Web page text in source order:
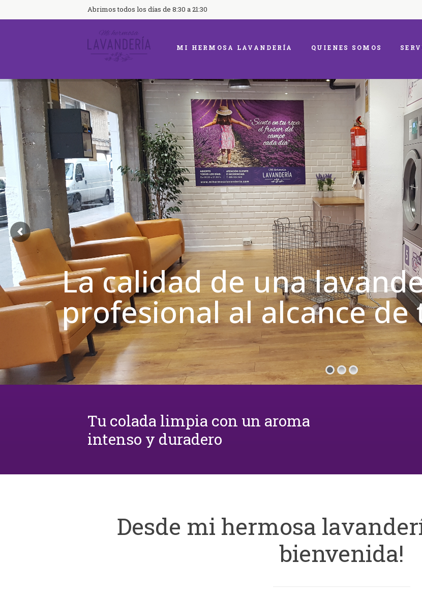
Abrimos todos los días de 8:30 a 21:30
MI HERMOSA LAVANDERÍA QUIENES SOMOS
La calidad de una
profesional al alcance de
Tu colada limpia con un aroma
intenso y duradero
Desde mi hermosa
bienvenida!